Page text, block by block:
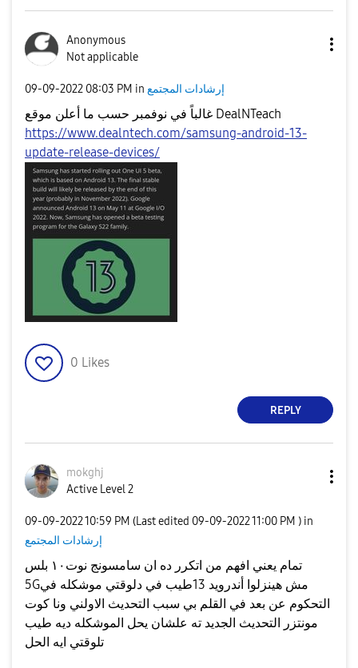
Anonymous
Not applicable
‎09-09-2022 08:03 PM in إرشادات المجتمع
غالباً في نوفمبر حسب ما أعلن موقع DealNTeach
https://www.dealntech.com/samsung-android-13-
update-release-devices/
0 Likes
REPLY
mokghj
Active Level 2
‎09-09-202210:59 PM (Last edited ‎09-09-202211:00 PM ) in
إرشادات المجتمع
تمام يعني افهم من اتكرر ده ان سامسونج نوت١٠ بلس
5Gمش هينزلوا أندرويد 13طيب في دلوقتي موشكله في
التحكوم عن بعد في القلم بي سبب التحديث الاولني ونا كوت
مونتزر التحديث الجديد ته علشان يحل الموشكله ديه طيب
تلوقتي ايه الحل